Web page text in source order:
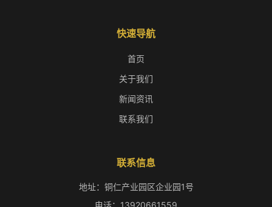
快速导航
首页
关于我们
新闻资讯
联系我们
联系信息
地址：铜仁产业园区企业园1号
电话：13920661559